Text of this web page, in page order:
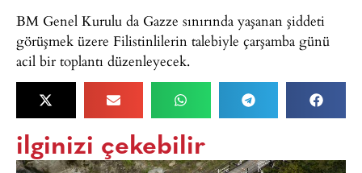
BM Genel Kurulu da Gazze sınırında yaşanan şiddeti
görüşmek üzere Filistinlilerin talebiyle çarşamba günü
acil bir toplantı düzenleyecek.
ilginizi çekebilir